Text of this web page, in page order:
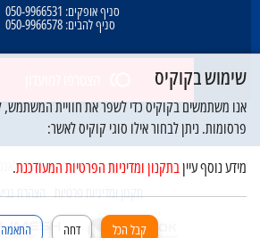
סניף אופקים: 050-9966531
סניף להבים:050-9966578
© כל הזכויות שמורות לדוג פלאנט
תקנון ומדיניות פרטיות הצהרת
שימוש בקוקיס
אנו משתמשים בקוקיס כדי לשפר את חוויית המשתמש,
פרסומות. ניתן לבחור אילו סוגי קוקיס לאשר:
מידע נוסף עייןבתקנון ומדיניות הפרטיות המעודכנת.
קבל הכל דחה התאמה